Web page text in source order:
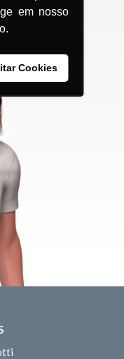
em nosso
Cookies